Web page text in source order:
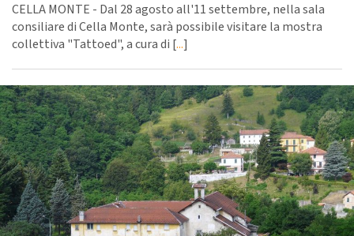
CELLA MONTE - Dal 28 agosto all'11 settembre, nella sala
consiliare di Cella Monte, sarà possibile visitare la mostra
collettiva "Tattoed", a cura di [...]